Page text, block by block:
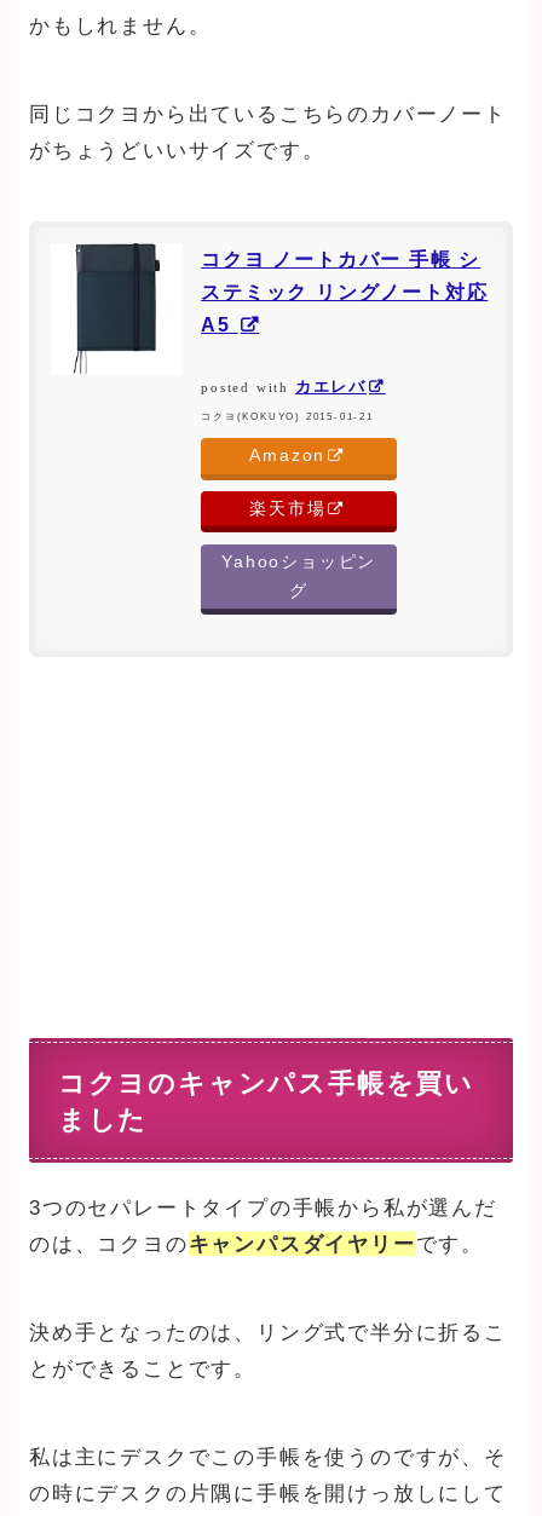
かもしれません。
同じコクヨから出ているこちらのカバーノート
がちょうどいいサイズです。
コクヨ ノートカバー 手帳 シ
ステミック リングノート対応
A5
posted with カエレバ
コクヨ(KOKUYO) 2015-01-21
Amazon
楽天市場
Yahooショッピン
グ
コクヨのキャンパス手帳を買い
ました
3つのセパレートタイプの手帳から私が選んだ
のは、コクヨのキャンパスダイヤリーです。
決め手となったのは、リング式で半分に折るこ
とができることです。
私は主にデスクでこの手帳を使うのですが、そ
の時にデスクの片隅に手帳を開けっ放しにして